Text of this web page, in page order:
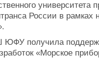
России в рамках
получила
«Морское